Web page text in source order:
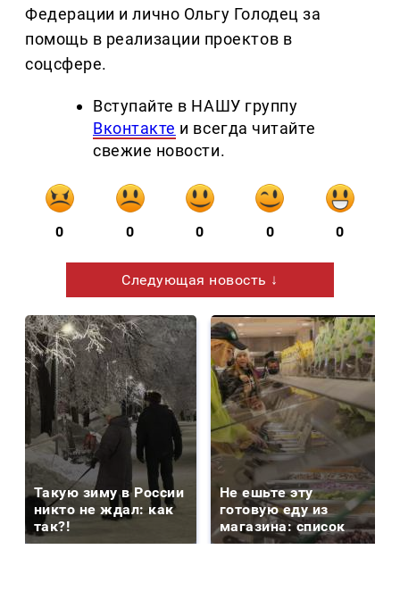
Федерации и лично Ольгу Голодец за
помощь в реализации проектов в
соцсфере.
Вступайте в НАШУ группу
Вконтакте и всегда читайте
свежие новости.
0 0 0 0 0
Следующая новость ↓
Такую зиму в России
никто не ждал: как
так?!
Не ешьте эту
готовую еду из
магазина: список